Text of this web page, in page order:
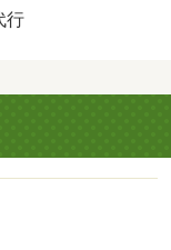
証料・家賃集金
浴室／温水洗浄便
配ボックス／Ｃ
チン／ペット相談
／保証人不要／敷
ネット使用料不
／トイレ未使用
行